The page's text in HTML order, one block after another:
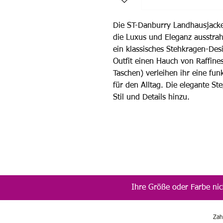
Die ST-Danburry
die Luxus und Eleganz
ein klassisches Stehkragen-
Outfit einen Hauch von
Taschen) verleihen ihr eine
für den Alltag. Die elegante
Stil und Details hinzu.
Ihre Größe oder Farbe